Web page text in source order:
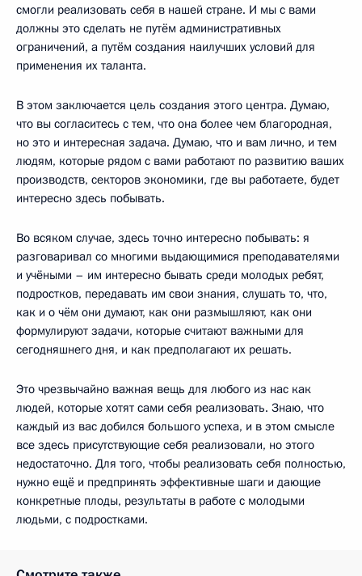
смогли реализовать себя в нашей стране. И мы с вами
должны это сделать не путём административных
ограничений, а путём создания наилучших условий для
применения их таланта.
В этом заключается цель создания этого центра. Думаю,
что вы согласитесь с тем, что она более чем благородная,
но это и интересная задача. Думаю, что и вам лично, и тем
людям, которые рядом с вами работают по развитию ваших
производств, секторов экономики, где вы работаете, будет
интересно здесь побывать.
Во всяком случае, здесь точно интересно побывать: я
разговаривал со многими выдающимися преподавателями
и учёными – им интересно бывать среди молодых ребят,
подростков, передавать им свои знания, слушать то, что,
как и о чём они думают, как они размышляют, как они
формулируют задачи, которые считают важными для
сегодняшнего дня, и как предполагают их решать.
Это чрезвычайно важная вещь для любого из нас как
людей, которые хотят сами себя реализовать. Знаю, что
каждый из вас добился большого успеха, и в этом смысле
все здесь присутствующие себя реализовали, но этого
недостаточно. Для того, чтобы реализовать себя полностью,
нужно ещё и предпринять эффективные шаги и дающие
конкретные плоды, результаты в работе с молодыми
людьми, с подростками.